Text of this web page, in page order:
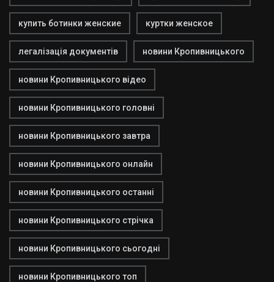
купить ботинки женские куртки женское
легалізація документів новини Кропивницького
новини Кропивницького відео
новини Кропивницького головні
новини Кропивницького завтра
новини Кропивницького онлайн
новини Кропивницького останні
новини Кропивницького стрічка
новини Кропивницького сьогодні
новини Кропивницького топ